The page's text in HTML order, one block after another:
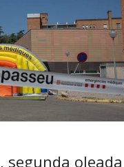
, segunda oleada